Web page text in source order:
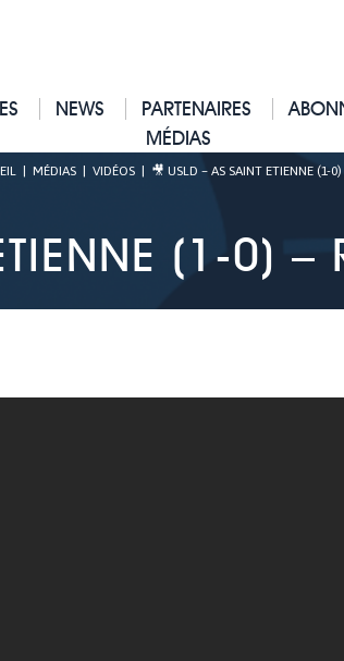
NEWS PARTENAIRES
MÉDIAS
MÉDIAS VIDÉOS 🎥 USLD – AS SAINT ETIENNE (1-
(1-0) –